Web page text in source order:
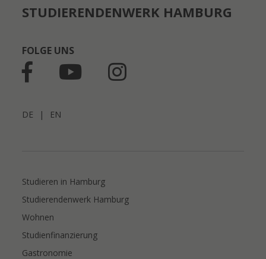
STUDIERENDENWERK HAMBURG
FOLGE UNS
DE | EN
Studieren in Hamburg
Studierendenwerk Hamburg
Wohnen
Studienfinanzierung
Gastronomie